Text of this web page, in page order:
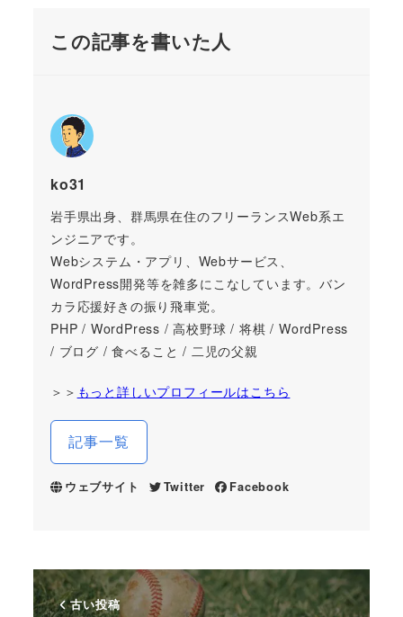
この記事を書いた人
ko31
岩手県出身、群馬県在住のフリーランスWeb系エ
ンジニアです。
Webシステム・アプリ、Webサービス、
WordPress開発等を雑多にこなしています。バン
カラ応援好きの振り飛車党。
PHP / WordPress / 高校野球 / 将棋 / WordPress
/ ブログ / 食べること / 二児の父親
＞＞ もっと詳しいプロフィールはこちら
記事一覧
ウェブサイト Twitter Facebook
古い投稿